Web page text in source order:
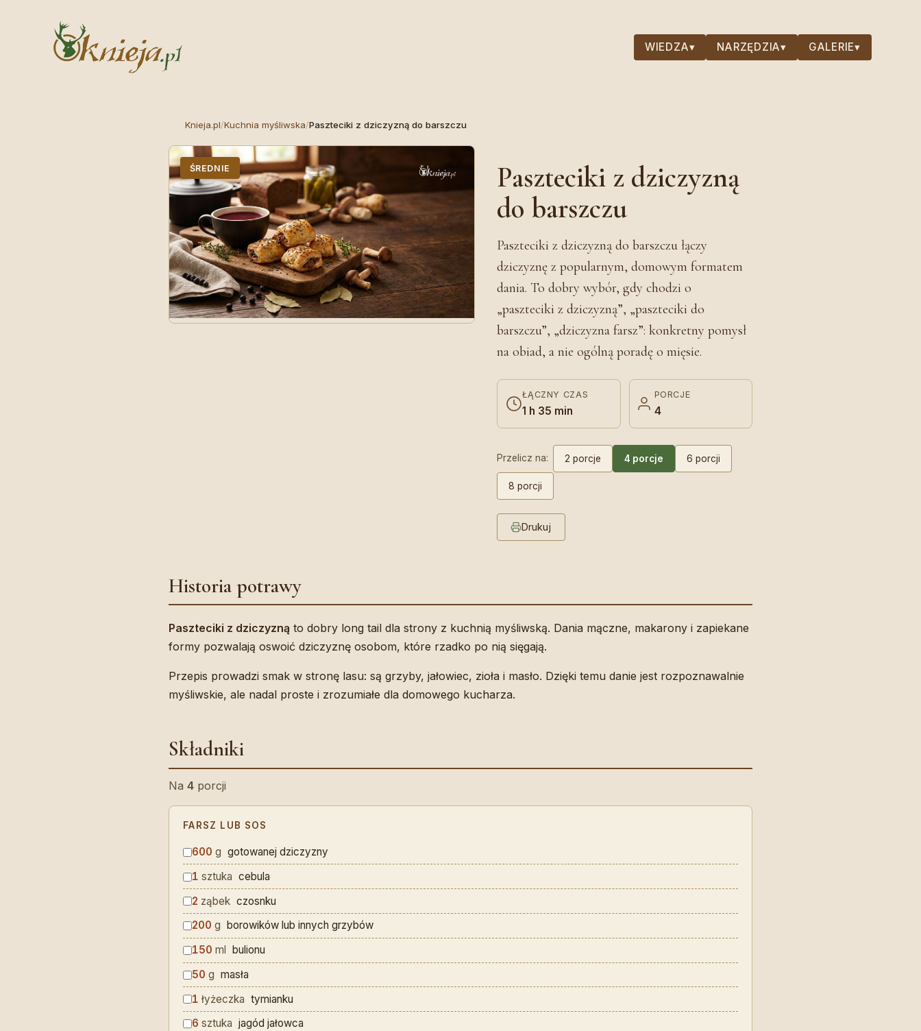
WIEDZA▾ NARZĘDZIA▾ GALERIE▾
Knieja.pl/Kuchnia myśliwska/Paszteciki z dziczyzną do barszczu
ŚREDNIE
Paszteciki z dziczyzną
do barszczu
Paszteciki z dziczyzną do barszczu łączy
dziczyznę z popularnym, domowym formatem
dania. To dobry wybór, gdy chodzi o
„paszteciki z dziczyzną”, „paszteciki do
barszczu”, „dziczyzna farsz”: konkretny pomysł
na obiad, a nie ogólną poradę o mięsie.
ŁĄCZNY CZAS
1 h 35 min
PORCJE
4
Przelicz na: 2 porcje 4 porcje 6 porcji
8 porcji
Drukuj
Historia potrawy
Paszteciki z dziczyzną to dobry long tail dla strony z kuchnią myśliwską. Dania mączne, makarony i zapiekane
formy pozwalają oswoić dziczyznę osobom, które rzadko po nią sięgają.
Przepis prowadzi smak w stronę lasu: są grzyby, jałowiec, zioła i masło. Dzięki temu danie jest rozpoznawalnie
myśliwskie, ale nadal proste i zrozumiałe dla domowego kucharza.
Składniki
Na 4 porcji
FARSZ LUB SOS
600 g gotowanej dziczyzny
1 sztuka cebula
2 ząbek czosnku
200 g
borowików lub innych grzybów
150 ml bulionu
50 g masła
1 łyżeczka tymianku
6 sztuka jagód jałowca